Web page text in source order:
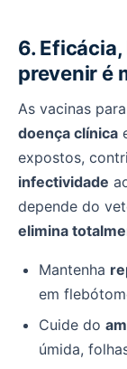
6.
prevenir é
As vacinas
doença clínica
expostos,
infectividade
depende do
elimina
Mantenha
em
Cuide do
úmida,